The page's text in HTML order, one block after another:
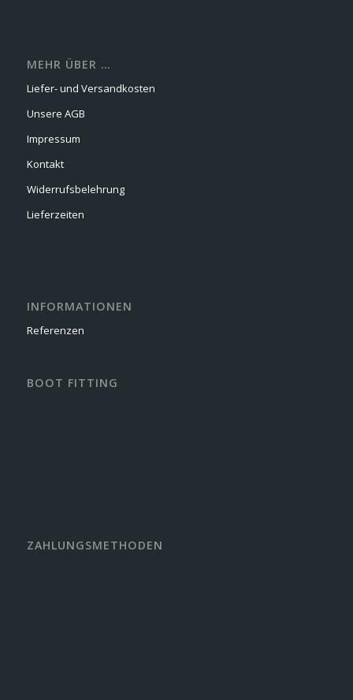
MEHR ÜBER …
Liefer- und Versandkosten
Unsere AGB
Impressum
Kontakt
Widerrufsbelehrung
Lieferzeiten
INFORMATIONEN
Referenzen
BOOT FITTING
ZAHLUNGSMETHODEN